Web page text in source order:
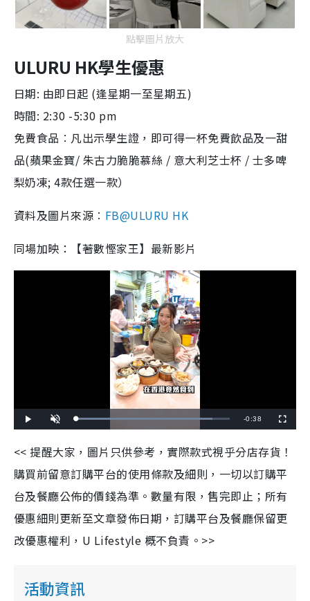
點擊圖片放大
ULURU HK學生優惠
日期: 由即日起 (逢星期一至星期五)
時間: 2:30 -5:30 pm
免費食品︰凡出示學生證，即可得一杯免費飲品及一甜
品(蘋果金寶/ 朱古力脆脆慕絲 / 意大利芝士杯 / 士多啤
梨奶凍; 4款任選一款）
資料及圖片來源︰ FB@ULURU HK
同場加映：【著數慳家王】最新影片
l
n
t
e
L
o
e
d
8
8
0
R
a
i
n
-0:38
u
s
c
e
e
<< 提醒大家，圖片只供參考，實際款式視乎分店存貨！
購買前留意訂購平台的使用條款及細則，一切以訂購平
台及餐廳公佈的價錢為準。數量有限，售完即止；所有
優惠細則更新至文章發佈日期，訂購平台及餐廳保留更
改優惠權利，U Lifestyle 概不負責。>>
活動資訊